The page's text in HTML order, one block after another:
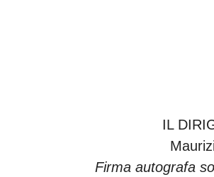
IL
Firma autografa